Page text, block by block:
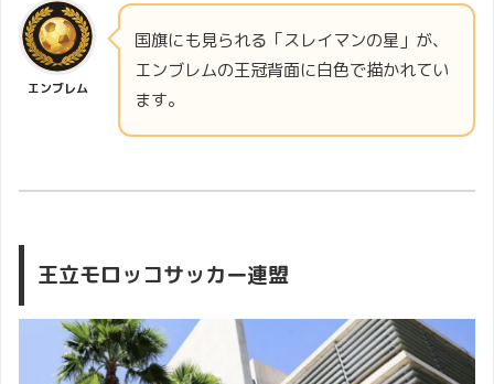
エンブレム
国旗にも見られる「スレイマンの星」が、
エンブレムの王冠背面に白色で描かれてい
ます。
王立モロッコサッカー連盟